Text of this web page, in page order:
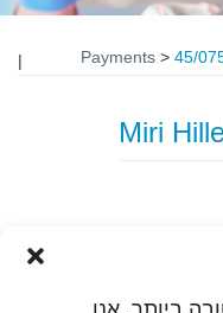
Payments > 45/
|
45/075/25 |